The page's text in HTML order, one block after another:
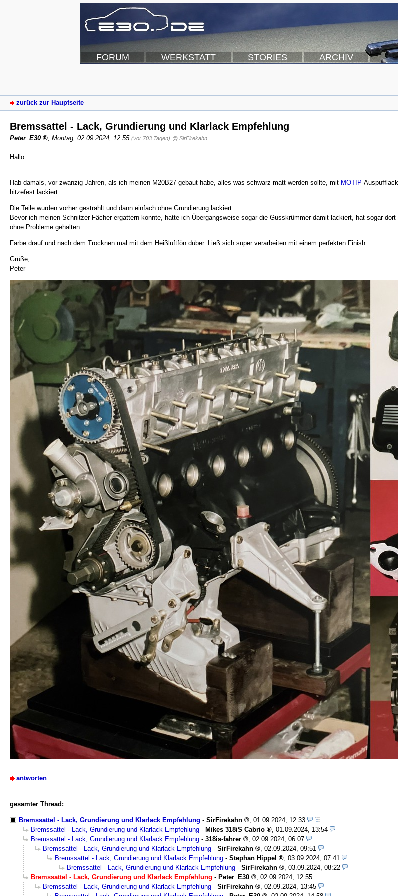
FORUM WERKSTATT STORIES ARCHIV
zurück zur Hauptseite
Bremssattel - Lack, Grundierung und Klarlack Empfehlung
Peter_E30 Montag, 02.09.2024, 12:55 (vor 703 Tagen) @ SirFirekahn
Hallo...
Hab damals, vor zwanzig Jahren, als ich meinen M20B27 gebaut habe, alles was schwarz matt werden sollte, mit MOTIP-Auspufflack
hitzefest lackiert.
Die Teile wurden vorher gestrahlt und dann einfach ohne Grundierung lackiert.
Bevor ich meinen Schnitzer Fächer ergattern konnte, hatte ich Übergangsweise sogar die Gusskrümmer damit lackiert, hat sogar dort
ohne Probleme gehalten.
Farbe drauf und nach dem Trocknen mal mit dem Heißluftfön düber. Ließ sich super verarbeiten mit einem perfekten Finish.
Grüße,
Peter
antworten
gesamter Thread:
Bremssattel - Lack, Grundierung und Klarlack Empfehlung - SirFirekahn , 01.09.2024, 12:33
Bremssattel - Lack, Grundierung und Klarlack Empfehlung - Mikes 318iS Cabrio , 01.09.2024, 13:54
Bremssattel - Lack, Grundierung und Klarlack Empfehlung - 318is-fahrer , 02.09.2024, 06:07
Bremssattel - Lack, Grundierung und Klarlack Empfehlung - SirFirekahn , 02.09.2024, 09:51
Bremssattel - Lack, Grundierung und Klarlack Empfehlung - Stephan Hippel , 03.09.2024, 07:41
Bremssattel - Lack, Grundierung und Klarlack Empfehlung - SirFirekahn , 03.09.2024, 08:22
Bremssattel - Lack, Grundierung und Klarlack Empfehlung - Peter_E30 , 02.09.2024, 12:55
Bremssattel - Lack, Grundierung und Klarlack Empfehlung - SirFirekahn , 02.09.2024, 13:45